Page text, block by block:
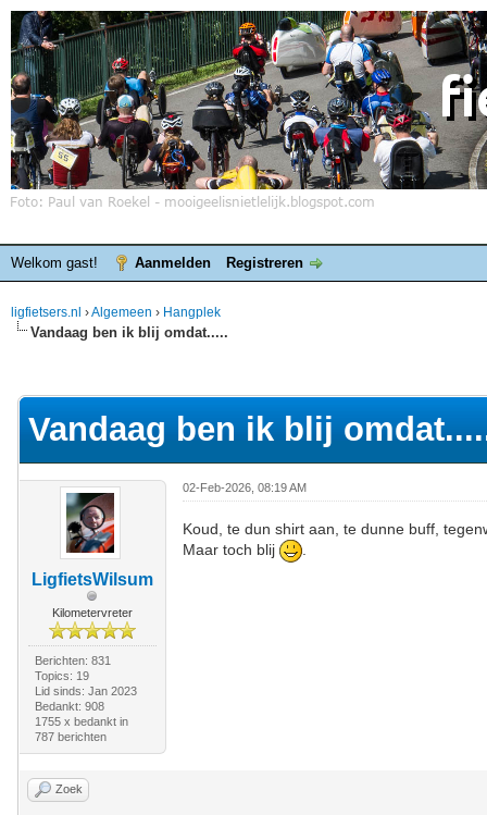
Welkom gast! Aanmelden Registreren
ligfietsers.nl ›Algemeen › Hangplek
Vandaag ben ik blij omdat.....
Vandaag ben ik blij
LigfietsWilsum
Kilometervreter
Berichten: 831
Topics: 19
Lid sinds: Jan 2023
Bedankt: 908
1755 x bedankt in
787 berichten
02-Feb-2026, 08:19 AM
Koud, te dun shirt aan, te dunne buff,
Maar toch blij
.
Zoek